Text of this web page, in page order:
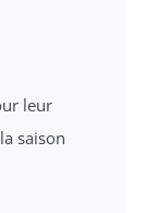
leur
saison